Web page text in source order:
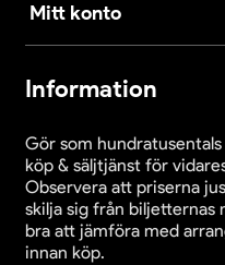
Mitt konto
Information
Gör som
köp & säljtjänst för
Observera att priserna
skilja sig från biljetternas
bra att jämföra med
innan köp.